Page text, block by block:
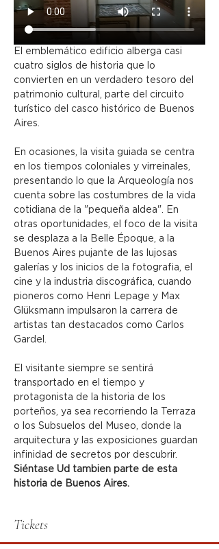
El emblemático edificio alberga casi
cuatro siglos de historia que lo
convierten en un verdadero tesoro del
patrimonio cultural, parte del circuito
turístico del casco histórico de Buenos
Aires.
En ocasiones, la visita guiada se centra
en los tiempos coloniales y virreinales,
presentando lo que la Arqueología nos
cuenta sobre las costumbres de la vida
cotidiana de la "pequeña aldea". En
otras oportunidades, el foco de la visita
se desplaza a la Belle Époque, a la
Buenos Aires pujante de las lujosas
galerías y los inicios de la fotografia, el
cine y la industria discográfica, cuando
pioneros como Henri Lepage y Max
Glüksmann impulsaron la carrera de
artistas tan destacados como Carlos
Gardel.
El visitante siempre se sentirá
transportado en el tiempo y
protagonista de la historia de los
porteños, ya sea recorriendo la Terraza
o los Subsuelos del Museo, donde la
arquitectura y las exposiciones guardan
infinidad de secretos por descubrir.
Siéntase Ud tambien parte de esta
historia de Buenos Aires.
Tickets